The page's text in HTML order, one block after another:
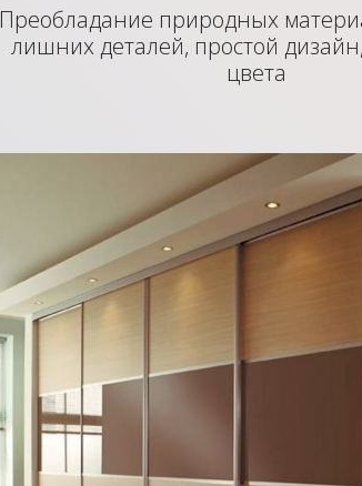
Преобладание природных
лишних деталей, простой
цвета